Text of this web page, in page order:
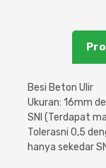
Besi Beton Ulir
Ukuran: 16mm
SNI (Terdapat
Tolerasni 0,5
hanya sekedar